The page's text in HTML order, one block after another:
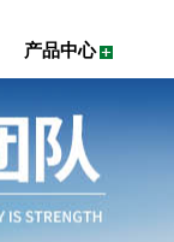
产品中心